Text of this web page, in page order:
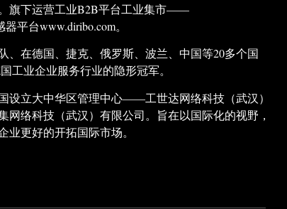
旗下运营工业B2B平台工业集市——
平台www.diribo.com。
、在德国、捷克、俄罗斯、波兰、中国等20多个国
工业企业服务行业的隐形冠军。
设立大中华区管理中心——工世达网络科技（武汉）
络科技（武汉）有限公司。旨在以国际化的视野，
业更好的开拓国际市场。